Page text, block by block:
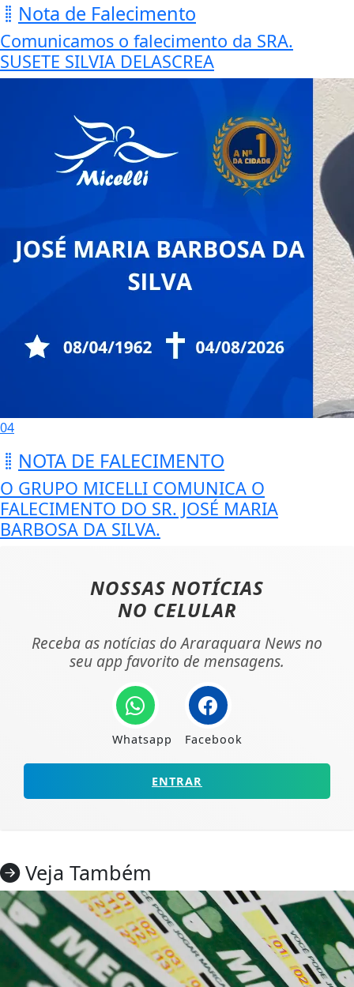
Nota de Falecimento
Comunicamos o falecimento da SRA.
SUSETE SILVIA DELASCREA
04
NOTA DE FALECIMENTO
O GRUPO MICELLI COMUNICA O
FALECIMENTO DO SR. JOSÉ MARIA
BARBOSA DA SILVA.
NOSSAS NOTÍCIAS
NO CELULAR
Receba as notícias do Araraquara News no
seu app favorito de mensagens.
Whatsapp Facebook
ENTRAR
Veja Também